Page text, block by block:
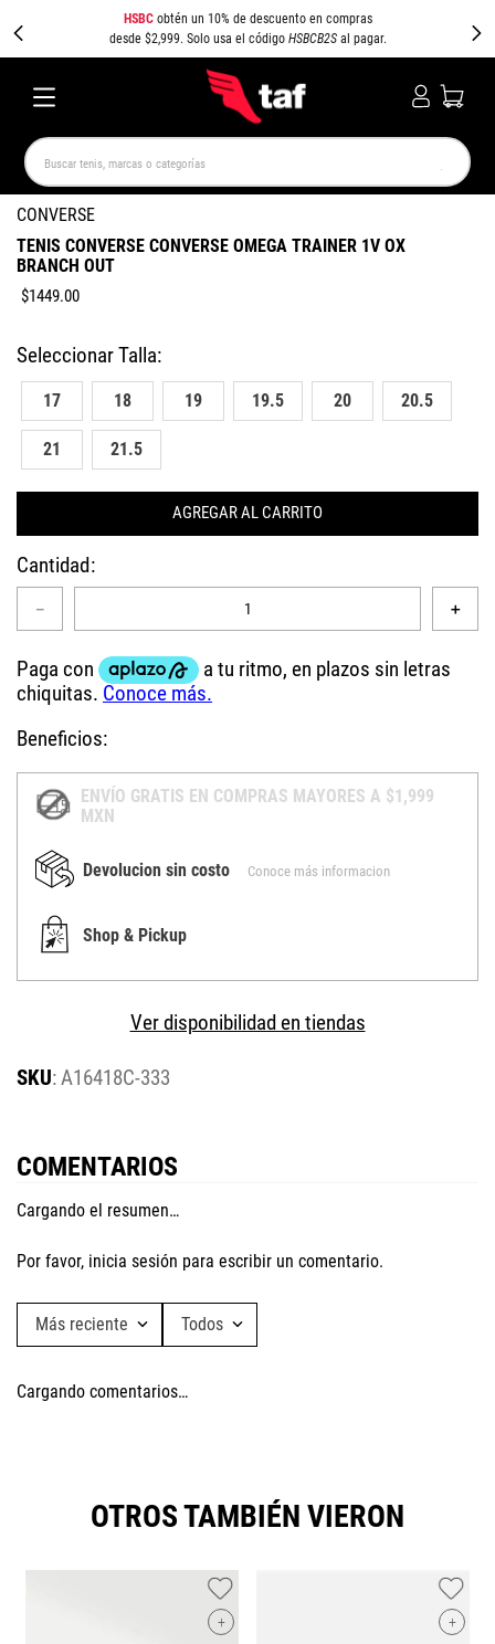
HSBCobtén un 10% de descuento en compras
desde $2,999. Solo usa el código HSBCB2Sal pagar.
Buscar tenis, marcas o categorías
CONVERSE
TENIS CONVERSE CONVERSE OMEGA TRAINER 1V OX
BRANCH OUT
$1449.00
17 18 19 19.5 20 20.5
21 21.5
AGREGAR AL CARRITO
Cantidad
＋
－
Beneficios:
ENVÍO GRATIS EN COMPRAS MAYORES A $1,999
MXN
Devolucion sin costo Conoce más informacion
Shop & Pickup
Ver disponibilidad en tiendas
:A16418C-333
COMENTARIOS
Cargando el resumen…
Por favor, inicia sesión para escribir un comentario.
Más reciente Todos
Cargando comentarios…
OTROS TAMBIÉN VIERON
+ +
TÉRMINOS MÁS BUSCADOS
NEW BALANCE SAMBA AIR FORCE 1 JORDAN